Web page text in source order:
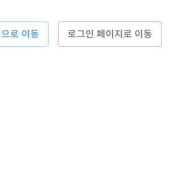
로 이동 로그인 페이지로 이동